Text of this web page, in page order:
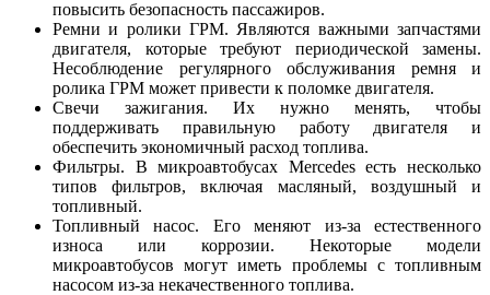
повысить безопасность пассажиров.
Ремни и ролики ГРМ. Являются важными запчастями
двигателя, которые требуют периодической замены.
Несоблюдение регулярного обслуживания ремня и
ролика ГРМ может привести к поломке двигателя.
Свечи зажигания. Их нужно менять, чтобы
поддерживать правильную работу двигателя и
обеспечить экономичный расход топлива.
Фильтры. В микроавтобусах Mercedes есть несколько
типов фильтров, включая масляный, воздушный и
топливный.
Топливный насос. Его меняют из-за естественного
износа или коррозии. Некоторые модели
микроавтобусов могут иметь проблемы с топливным
насосом из-за некачественного топлива.